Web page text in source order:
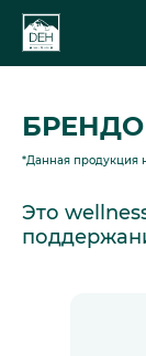
*Данная продукция
Это